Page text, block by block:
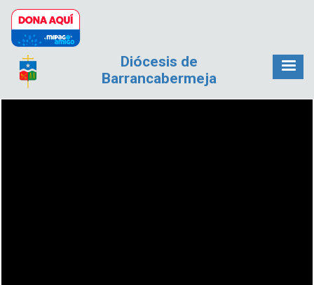
Pasar al contenido principal
Diócesis de
Barrancabermeja